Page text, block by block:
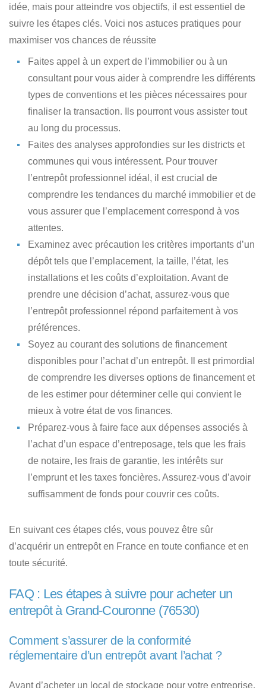
idée, mais pour atteindre vos objectifs, il est essentiel de
suivre les étapes clés. Voici nos astuces pratiques pour
maximiser vos chances de réussite
Faites appel à un expert de l’immobilier ou à un
consultant pour vous aider à comprendre les différents
types de conventions et les pièces nécessaires pour
finaliser la transaction. Ils pourront vous assister tout
au long du processus.
Faites des analyses approfondies sur les districts et
communes qui vous intéressent. Pour trouver
l’entrepôt professionnel idéal, il est crucial de
comprendre les tendances du marché immobilier et de
vous assurer que l’emplacement correspond à vos
attentes.
Examinez avec précaution les critères importants d’un
dépôt tels que l’emplacement, la taille, l’état, les
installations et les coûts d’exploitation. Avant de
prendre une décision d’achat, assurez-vous que
l’entrepôt professionnel répond parfaitement à vos
préférences.
Soyez au courant des solutions de financement
disponibles pour l’achat d’un entrepôt. Il est primordial
de comprendre les diverses options de financement et
de les estimer pour déterminer celle qui convient le
mieux à votre état de vos finances.
Préparez-vous à faire face aux dépenses associés à
l’achat d’un espace d’entreposage, tels que les frais
de notaire, les frais de garantie, les intérêts sur
l’emprunt et les taxes foncières. Assurez-vous d’avoir
suffisamment de fonds pour couvrir ces coûts.
En suivant ces étapes clés, vous pouvez être sûr
d’acquérir un entrepôt en France en toute confiance et en
toute sécurité.
FAQ : Les étapes à suivre pour acheter un
entrepôt à Grand-Couronne (76530)
Comment s’assurer de la conformité
réglementaire d’un entrepôt avant l’achat ?
Avant d’acheter un local de stockage pour votre entreprise,